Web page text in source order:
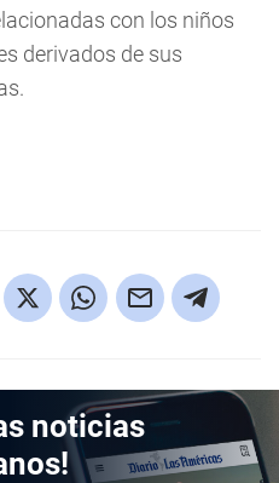
con los niños
derivados de sus
noticias